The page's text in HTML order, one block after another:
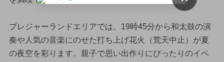
プレジャーランドエリアでは、19時45分から和太鼓の演
奏や人気の音楽にのせた打ち上げ花火（荒天中止）が夏
の夜空を彩ります。親子で思い出作りにぴったりのイベ